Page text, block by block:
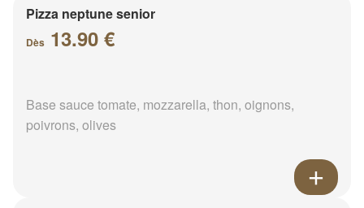
Pizza neptune senior
Dès 13.90 €
Base sauce tomate, mozzarella, thon, oignons,
poivrons, olives